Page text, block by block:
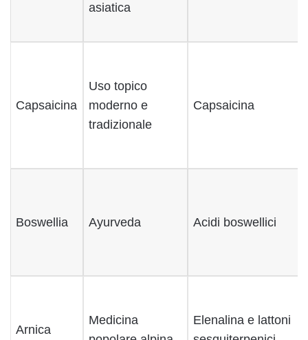
asiatica
Capsaicina
Uso topico
moderno e
tradizionale
Capsaicina
Boswellia Ayurveda Acidi boswellici
Arnica
Medicina
Elenalina e lattoni